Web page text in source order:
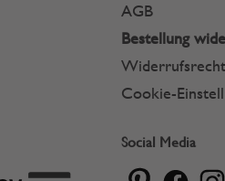
AGB
Bestellung
Widerrufsrecht
Cookie-
Social Media